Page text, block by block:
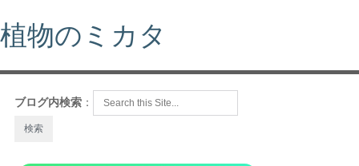
植物のミカタ
ブログ内検索 ：